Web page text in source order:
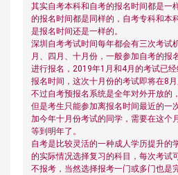
其实自考本科和自考的报名时间都是一
的报名时间都是同样的，自考专科和本
是报名时间还是一样的。
深圳自考考试时间每年都会有三次考试
月、四月、十月份，一般参加自考的报
进行报名，2019年1月和4月的考试已
报名时间，这次十月份的考试即将在8月
不过自考预报名系统是全年对外开放的
但是考生只能参加离报名时间最近的一
加今年十月份考试的同学，需要在这个
等到明年了。
自考是比较灵活的一种成人学历提升的
的实际情况选择复习的科目，每次考试
不报考，当然选择报考一门或多门也是